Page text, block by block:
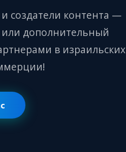
создатели контента —
или дополнительный
в израильских